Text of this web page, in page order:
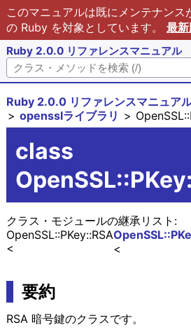
このマニュアルは既にメンテナンス
の Ruby を対象としています。 最
Ruby 2.0.0 リファレンスマニュアル
Ruby 2.0.0 リファレンスマニュア
opensslライブラリ
class
クラス・モジュールの継承リスト:
OpenSSL::PKey::RSA
要約
RSA 暗号鍵のクラスです。